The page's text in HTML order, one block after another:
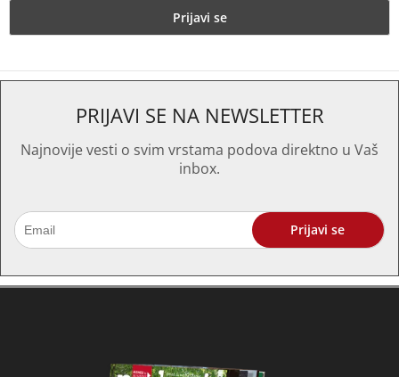
PRIJAVI SE NA NEWSLETTER
Najnovije vesti o svim vrstama podova direktno u Vaš
inbox.